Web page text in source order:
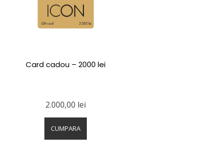
Card cadou – 2000 lei
2.000,00 lei
CUMPARA